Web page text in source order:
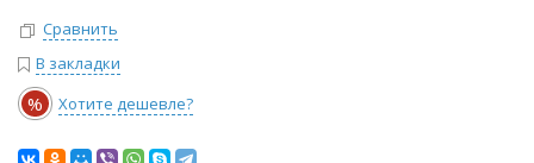
Сравнить
В закладки
% Хотите дешевле?